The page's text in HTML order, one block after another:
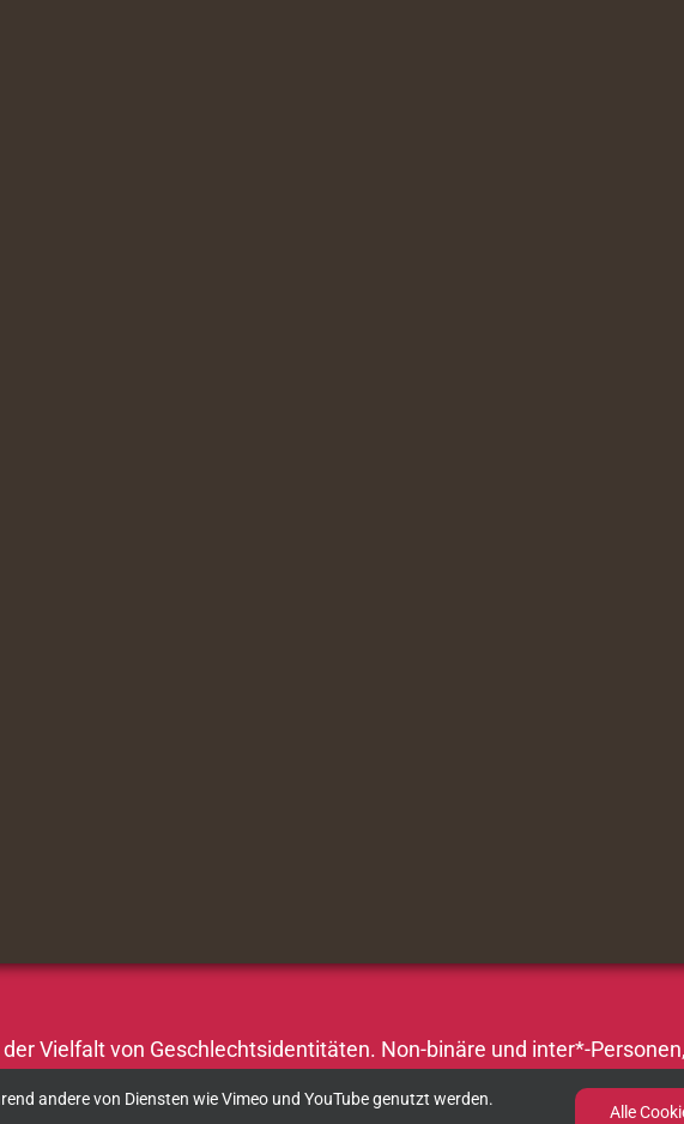
Vielfalt von Geschlechtsidentitäten. Non-binäre und inter*-
andere von Diensten wie Vimeo und YouTube genutzt werden.
Alle